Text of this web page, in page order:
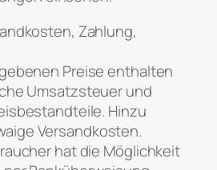
Zahlung,
Preise enthalten
Umsatzsteuer und
Hinzu
Versandkosten.
hat die Möglichkeit